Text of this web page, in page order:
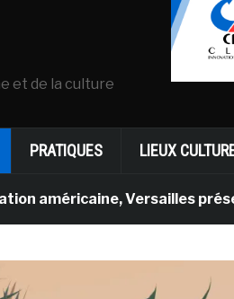
et de la culture
PRATIQUES LIEUX
Versailles présente